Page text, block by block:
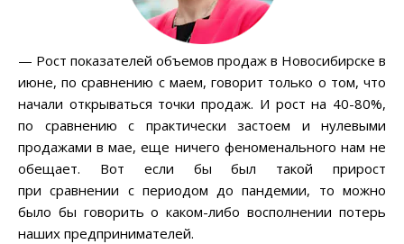
— Рост показателей объемов продаж в Новосибирске в
июне, по сравнению с маем, говорит только о том, что
начали открываться точки продаж. И рост на 40-80%,
по сравнению с практически застоем и нулевыми
продажами в мае, еще ничего феноменального нам не
обещает. Вот если бы был такой прирост
при сравнении с периодом до пандемии, то можно
было бы говорить о каком-либо восполнении потерь
наших предпринимателей.